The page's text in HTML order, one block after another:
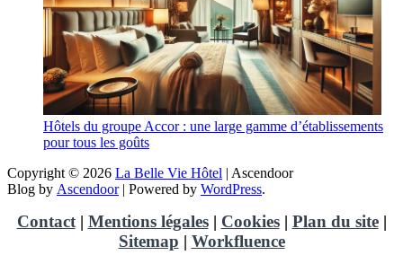
Hôtels du groupe Accor : une large gamme d’établissements
pour tous les goûts
Copyright © 2026 La Belle Vie Hôtel | Ascendoor
Blog by Ascendoor| Powered by WordPress.
Contact| Mentions légales| Cookies| Plan du site|
Sitemap | Workfluence